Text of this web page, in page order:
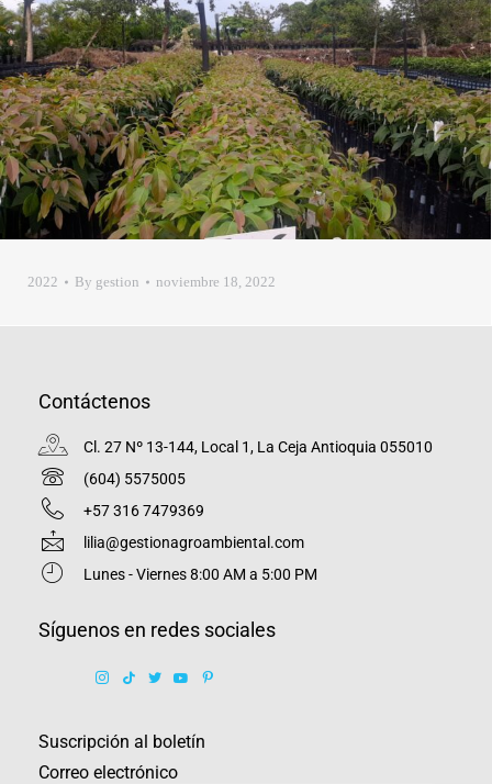
2022 By gestion noviembre 18, 2022
Contáctenos
Cl. 27 Nº 13-144, Local 1, La Ceja Antioquia 055010
(604) 5575005
+57 316 7479369
lilia@gestionagroambiental.com
Lunes - Viernes 8:00 AM a 5:00 PM
Síguenos en redes sociales
Suscripción al boletín
Correo electrónico